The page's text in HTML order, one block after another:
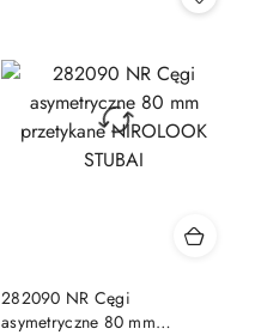
282090 NR Cęgi
asymetryczne 80 mm